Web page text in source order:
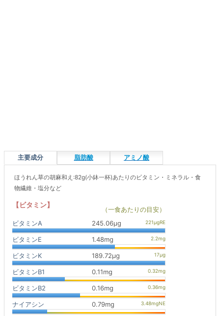
主要成分 脂肪酸 アミノ酸
ほうれん草の胡麻和え:82g(小鉢一杯)あたりのビタミン・ミネラル・食
物繊維・塩分など
【ビタミン】
（一食あたりの目安）
ビタミンA
245.06μg
ビタミンE 1.48mg
ビタミンK 189.72μg
ビタミンB1 0.11mg
ビタミンB2 0.16mg
ナイアシン 0.79mg